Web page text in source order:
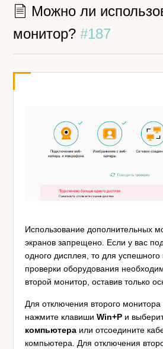
Можно ли
монитор?#187
Использование дополнительных
экранов запрещено. Если у вас
одного дисплея, то для
проверки оборудования
второй монитор, оставив только
Для отключения второго монитора
нажмите клавишиWin+P и
компьютера или отсоедините
компьютера. Для отключения